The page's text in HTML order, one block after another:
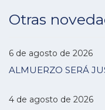
Otras
6 de agosto de 2026
ALMUERZO SERÁ
4 de agosto de 2026